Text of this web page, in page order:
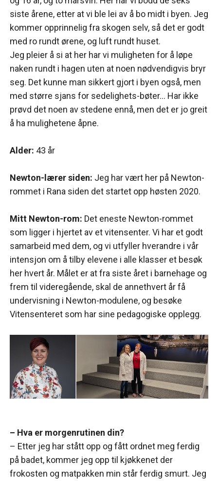
siste årene, etter at vi ble lei av å bo midt i byen. Jeg
kommer opprinnelig fra skogen selv, så det er godt
med ro rundt ørene, og luft rundt huset.
Jeg pleier å si at her har vi muligheten for å løpe
naken rundt i hagen uten at noen nødvendigvis bryr
seg. Det kunne man sikkert gjort i byen også, men
med større sjans for sedelighets-bøter… Har ikke
prøvd det noen av stedene ennå, men det er jo greit
å ha mulighetene åpne.
Alder: 43 år
Newton-lærer siden: Jeg har vært her på Newton-
rommet i Rana siden det startet opp høsten 2020.
Mitt Newton-rom: Det eneste Newton-rommet
som ligger i hjertet av et vitensenter. Vi har et godt
samarbeid med dem, og vi utfyller hverandre i vår
intensjon om å tilby elevene i alle klasser et besøk
her hvert år. Målet er at fra siste året i barnehage og
frem til videregående, skal de annethvert år få
undervisning i Newton-modulene, og besøke
Vitensenteret som har sine pedagogiske opplegg.
– Hva er morgenrutinen din?
– Etter jeg har stått opp og fått ordnet meg ferdig
på badet, kommer jeg opp til kjøkkenet der
frokosten og matpakken min står ferdig smurt. Jeg